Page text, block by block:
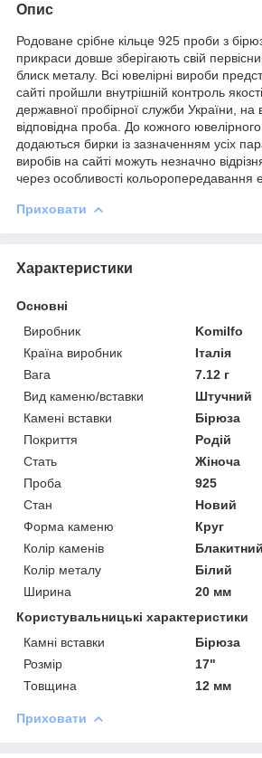
Опис
Родоване срібне кільце 925 проби з
прикраси довше зберігають свій
блиск металу. Всі ювелірні вироби
сайті пройшли внутрішній контроль
державної пробірної служби України, на
відповідна проба. До кожного
додаються бирки із зазначенням усіх
виробів на сайті можуть незначно
через особливості кольоропередавання
Приховати
Характеристики
Основні
Виробник
Komilfo
Країна виробник
Італія
Вага
7.12 г
Вид каменю/вставки
Штучний
Камені вставки
Бірюза
Покриття
Родій
Стать
Жіноча
Проба
925
Стан
Новий
Форма каменю
Круг
Колір каменів
Блакитний
Колір металу
Білий
Ширина
20 мм
Користувальницькі характеристики
Камні вставки
Бірюза
Розмір
17"
Товщина
12 мм
Приховати